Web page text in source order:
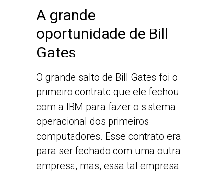
A grande
oportunidade de Bill
Gates
O grande salto de Bill Gates foi o
primeiro contrato que ele fechou
com a IBM para fazer o sistema
operacional dos primeiros
computadores. Esse contrato era
para ser fechado com uma outra
empresa, mas, essa tal empresa